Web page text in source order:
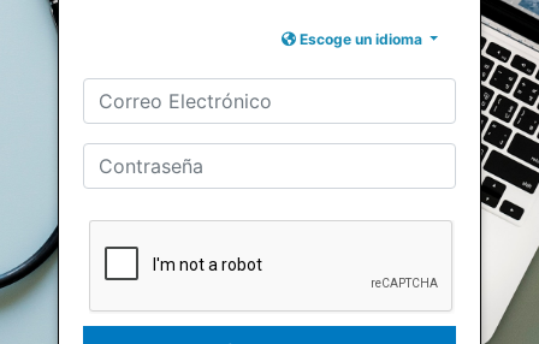
Escoge un idioma